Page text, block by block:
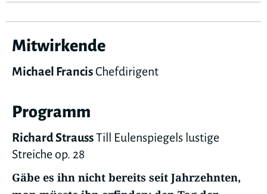
Mitwirkende
Michael FrancisChefdirigent
Programm
Richard StraussTill Eulenspiegels lustige
Streiche op. 28
Gäbe es ihn nicht bereits seit Jahrzehnten,